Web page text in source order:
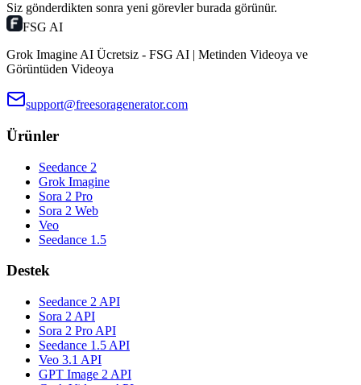
Siz gönderdikten sonra yeni görevler burada görünür.
FSG AI
Grok Imagine AI Ücretsiz - FSG AI | Metinden Videoya ve
Görüntüden Videoya
support@freesoragenerator.com
Ürünler
Seedance 2
Grok Imagine
Sora 2 Pro
Sora 2 Web
Veo
Seedance 1.5
Destek
Seedance 2 API
Sora 2 API
Sora 2 Pro API
Seedance 1.5 API
Veo 3.1 API
GPT Image 2 API